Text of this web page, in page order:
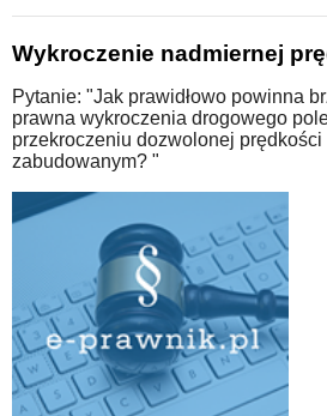
Wykroczenie nadmiernej
Pytanie: "Jak prawidłowo powinna
prawna wykroczenia drogowego
przekroczeniu dozwolonej prędkości
zabudowanym? "